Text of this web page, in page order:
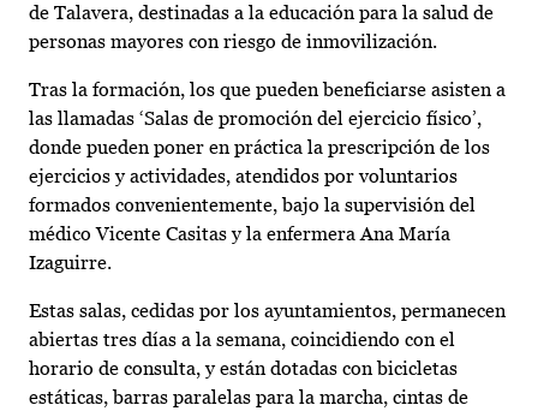
de Talavera, destinadas a la educación para la salud de
personas mayores con riesgo de inmovilización.
Tras la formación, los que pueden beneficiarse asisten a
las llamadas ‘Salas de promoción del ejercicio físico’,
donde pueden poner en práctica la prescripción de los
ejercicios y actividades, atendidos por voluntarios
formados convenientemente, bajo la supervisión del
médico Vicente Casitas y la enfermera Ana María
Izaguirre.
Estas salas, cedidas por los ayuntamientos, permanecen
abiertas tres días a la semana, coincidiendo con el
horario de consulta, y están dotadas con bicicletas
estáticas, barras paralelas para la marcha, cintas de